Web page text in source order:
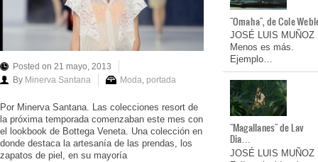
Posted on 21 mayo, 2013
By Minerva Santana Moda, portada
Por Minerva Santana. Las colecciones resort de
la próxima temporada comenzaban este mes con
el lookbook de Bottega Veneta. Una colección en
donde destaca la artesanía de las prendas, los
zapatos de piel, en su mayoría
"Omaha", de Cole
JOSÉ LUIS MUÑOZ
Menos es más.
Ejemplo…
"Magallanes" de Lav
Dia…
JOSÉ LUIS MUÑOZ